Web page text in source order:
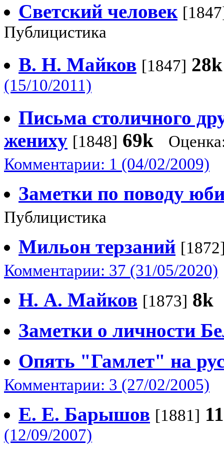
Светский человек
Публицистика
В. Н. Майков [1847] 28k
(15/10/2011)
Письма столичного
жениху [1848] 69k
Комментарии: 1 (04/02/2009)
Заметки по поводу
Публицистика
Мильон терзаний
Комментарии: 37 (31/05/2020)
Н. А. Майков [1873] 8k
Заметки о личности
Опять "Гамлет" на
Комментарии: 3 (27/02/2005)
Е. Е. Барышов [1881]
(12/09/2007)